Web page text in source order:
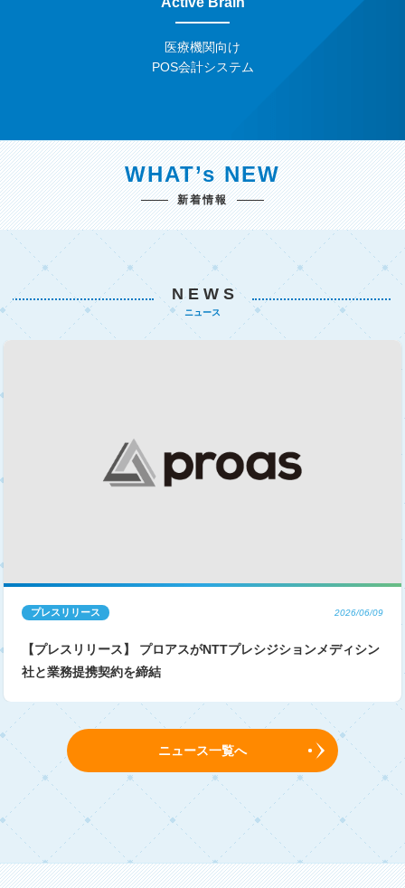
医療機関向け
POS会計システム
WHAT’s NEW
新着情報
N E W S
ニュース
2026/06/09
プレスリリース
【プレスリリース】 プロアスがNTTプレシジションメディシン
社と業務提携契約を締結
ニュース一覧へ